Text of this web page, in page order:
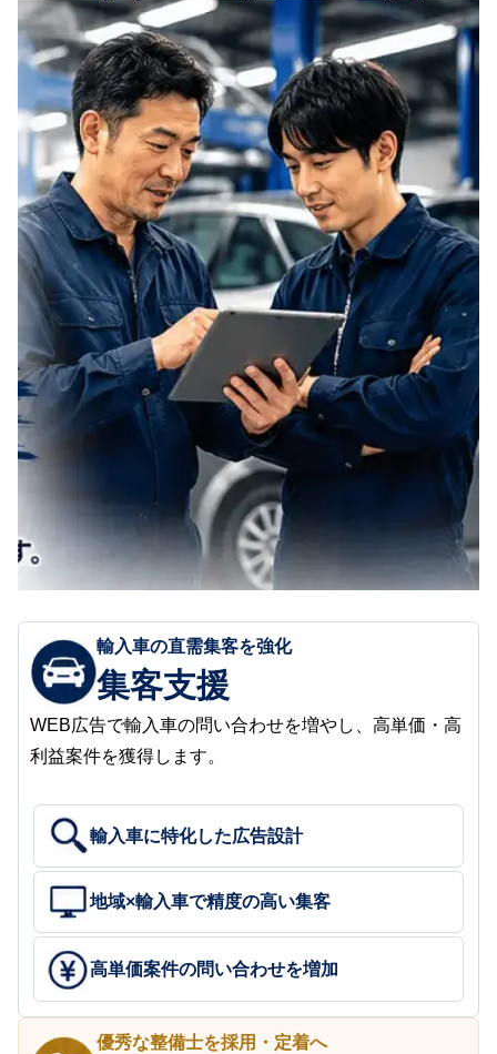
輸入車の直需集客を強化
集客支援
WEB広告で輸入車の問い合わせを増やし、高単価・高
利益案件を獲得します。
輸入車に特化した広告設計
地域×輸入車で精度の高い集客
高単価案件の問い合わせを増加
優秀な整備士を採用・定着へ